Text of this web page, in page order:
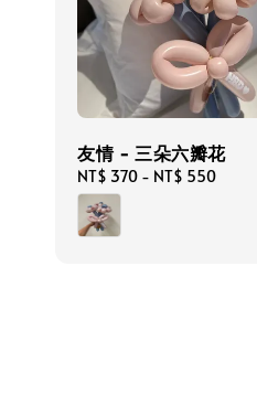
友情 - 三朵六瓣花
Regular
price
NT$ 370 - NT$ 550